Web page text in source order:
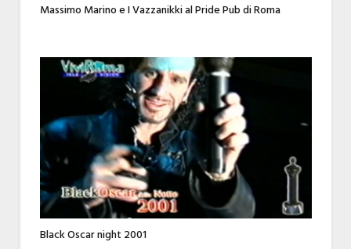
Massimo Marino e I Vazzanikki al Pride Pub di Roma
Black Oscar night 2001